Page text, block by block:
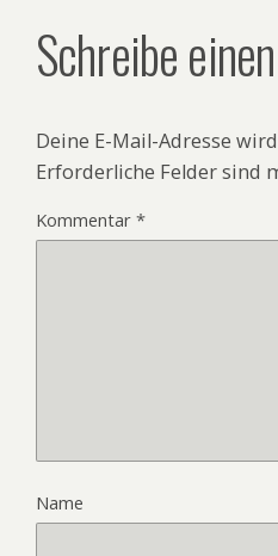
Schreibe
Deine E-Mail-Adresse
Erforderliche Felder sind
Kommentar *
Name